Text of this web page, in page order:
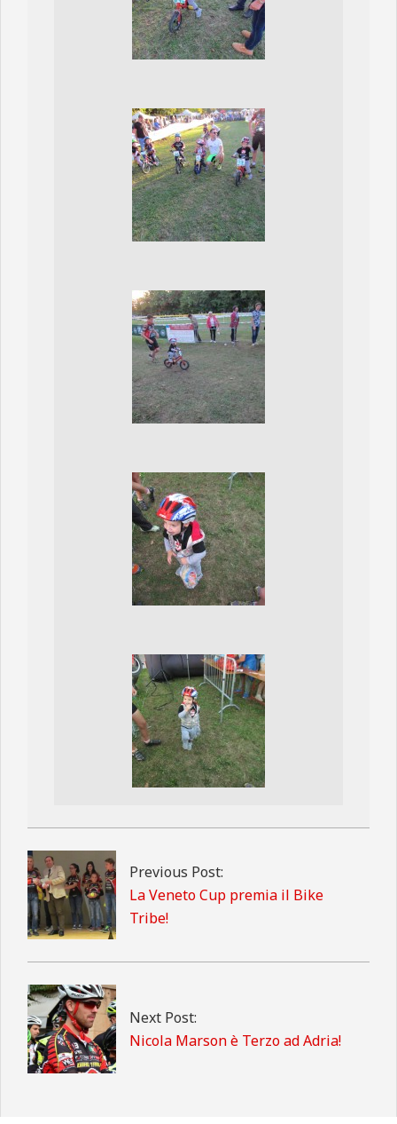
2015-
10-
13
Previous Post:
La Veneto Cup premia il Bike
Tribe!
Next Post:
Nicola Marson è Terzo ad Adria!